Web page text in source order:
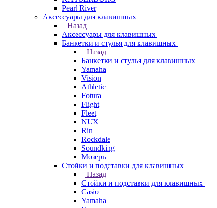
Pearl River
Аксессуары для клавишных
Назад
Аксессуары для клавишных
Банкетки и стулья для клавишных
Назад
Банкетки и стулья для клавишных
Yamaha
Vision
Athletic
Fotura
Flight
Fleet
NUX
Rin
Rockdale
Soundking
Мозеръ
Стойки и подставки для клавишных
Назад
Стойки и подставки для клавишных
Casio
Yamaha